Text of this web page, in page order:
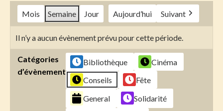
Mois
Semaine Jour Aujourd’hui Suivant
Il n’y a aucun évènement prévu pour cette période.
Catégories
d’évènement
Bibliothèque
Cinéma
Conseils
Fête
General
Solidarité